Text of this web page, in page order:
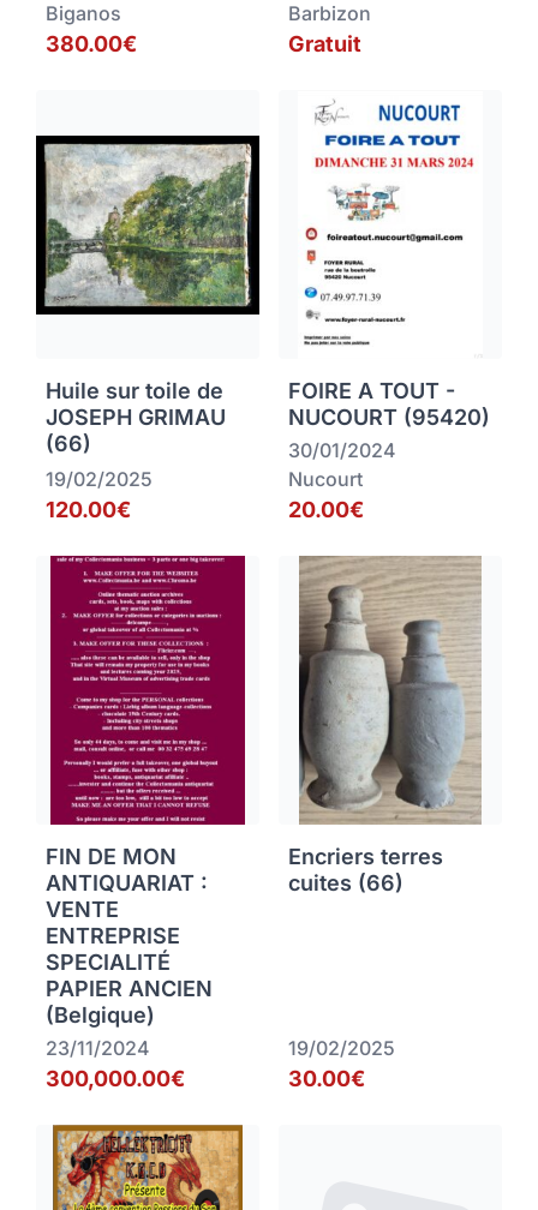
Biganos
380.00€
Barbizon
Gratuit
Huile sur toile de
JOSEPH GRIMAU
(66)
19/02/2025
120.00€
FOIRE A TOUT -
NUCOURT (95420)
30/01/2024
Nucourt
20.00€
FIN DE MON
ANTIQUARIAT :
VENTE
ENTREPRISE
SPECIALITÉ
PAPIER ANCIEN
(Belgique)
23/11/2024
300,000.00€
Encriers terres
cuites (66)
19/02/2025
30.00€